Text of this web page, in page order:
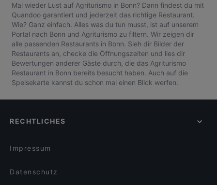
Mal wieder Lust auf Agriturismo in Bonn? Dann findest du mit
Quandoo garantiert und jederzeit das richtige Restaurant.
Wie? Ganz einfach. Alles was du tun musst, ist auf unserem
Portal nach Bonn und Agriturismo zu filtern. Wir zeigen dir
alle passenden Restaurants in Bonn. Sieh dir Bilder der
Restaurants an, checke die Öffnungszeiten und lies dir
Bewertungen anderer Gäste durch, die das Agriturismo
Restaurant in Bonn bereits besucht haben. Auch auf die
Speisekarte kannst du schon mal einen Blick werfen.
RECHTLICHES
Impressum
Datenschutz